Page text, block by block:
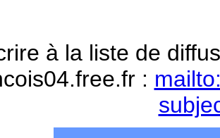
à la liste de
: